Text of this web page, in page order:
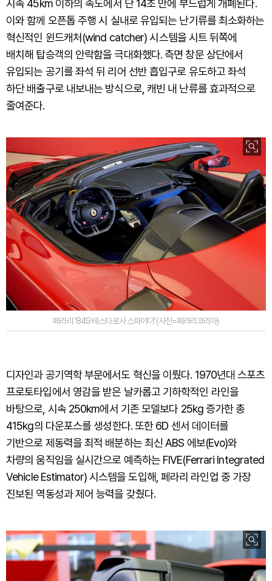
시속 45km 이하의 속도에서 단 14초 만에 부드럽게 개폐된다.
이와 함께 오픈톱 주행 시 실내로 유입되는 난기류를 최소화하는
혁신적인 윈드캐처(wind catcher) 시스템을 시트 뒤쪽에
배치해 탑승객의 안락함을 극대화했다. 측면 창문 상단에서
유입되는 공기를 좌석 뒤 리어 선반 흡입구로 유도하고 좌석
하단 배출구로 내보내는 방식으로, 캐빈 내 난류를 효과적으로
줄여준다.
페라리 '849 테스타로사 스파이더' (사진=페라리코리아)
디자인과 공기역학 부문에서도 혁신을 이뤘다. 1970년대 스포츠
프로토타입에서 영감을 받은 날카롭고 기하학적인 라인을
바탕으로, 시속 250km에서 기존 모델보다 25kg 증가한 총
415kg의 다운포스를 생성한다. 또한 6D 센서 데이터를
기반으로 제동력을 최적 배분하는 최신 ABS 에보(Evo)와
차량의 움직임을 실시간으로 예측하는 FIVE(Ferrari Integrated
Vehicle Estimator) 시스템을 도입해, 페라리 라인업 중 가장
진보된 역동성과 제어 능력을 갖췄다.